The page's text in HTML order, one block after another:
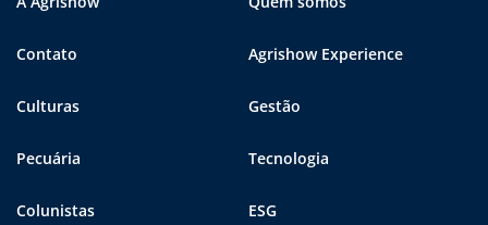
Contato Agrishow Experience
Culturas Gestão
Pecuária Tecnologia
Colunistas ESG